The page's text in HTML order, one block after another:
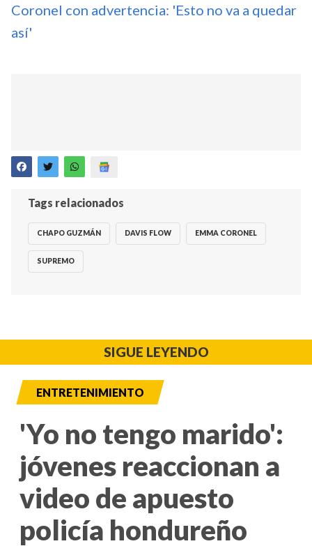
Coronel con advertencia: 'Esto no va a quedar
así'
Tags relacionados
CHAPO GUZMÁN DAVIS FLOW EMMA CORONEL
SUPREMO
SIGUE LEYENDO
ENTRETENIMIENTO
'Yo no tengo marido':
jóvenes reaccionan a
video de apuesto
policía hondureño